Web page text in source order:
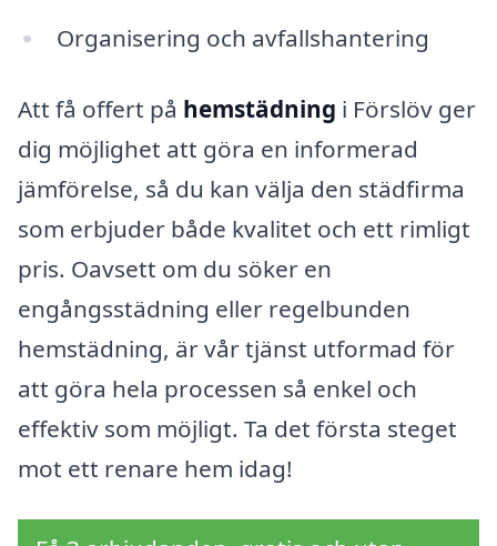
Organisering och avfallshantering
Att få offert på hemstädning i Förslöv ger
dig möjlighet att göra en informerad
jämförelse, så du kan välja den städfirma
som erbjuder både kvalitet och ett rimligt
pris. Oavsett om du söker en
engångsstädning eller regelbunden
hemstädning, är vår tjänst utformad för
att göra hela processen så enkel och
effektiv som möjligt. Ta det första steget
mot ett renare hem idag!